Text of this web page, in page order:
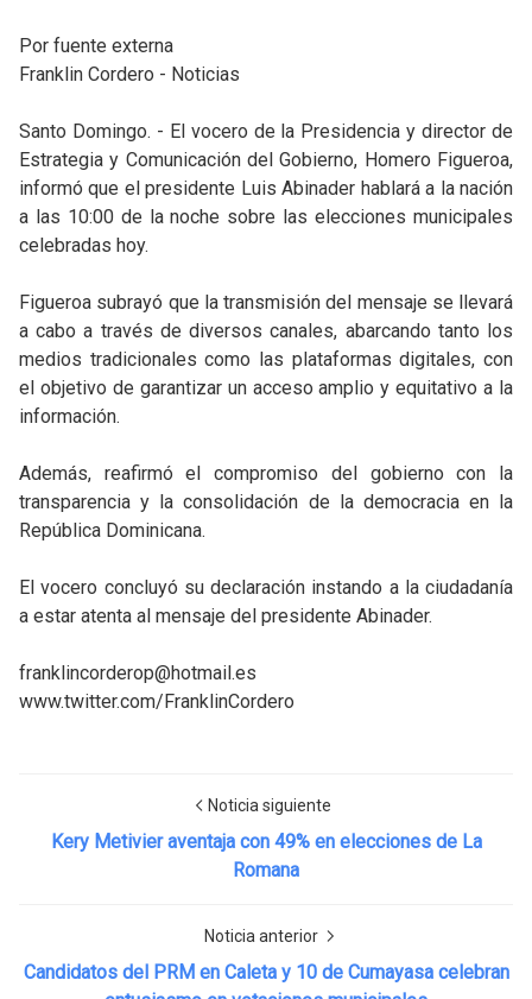
Por fuente externa
Franklin Cordero - Noticias
Santo Domingo. - El vocero de la Presidencia y director de
Estrategia y Comunicación del Gobierno, Homero Figueroa,
informó que el presidente Luis Abinader hablará a la nación
a las 10:00 de la noche sobre las elecciones municipales
celebradas hoy.
Figueroa subrayó que la transmisión del mensaje se llevará
a cabo a través de diversos canales, abarcando tanto los
medios tradicionales como las plataformas digitales, con
el objetivo de garantizar un acceso amplio y equitativo a la
información.
Además, reafirmó el compromiso del gobierno con la
transparencia y la consolidación de la democracia en la
República Dominicana.
El vocero concluyó su declaración instando a la ciudadanía
a estar atenta al mensaje del presidente Abinader.
franklincorderop@hotmail.es
www.twitter.com/FranklinCordero
Noticia siguiente
Kery Metivier aventaja con 49% en elecciones de La
Romana
Noticia anterior
Candidatos del PRM en Caleta y 10 de Cumayasa celebran